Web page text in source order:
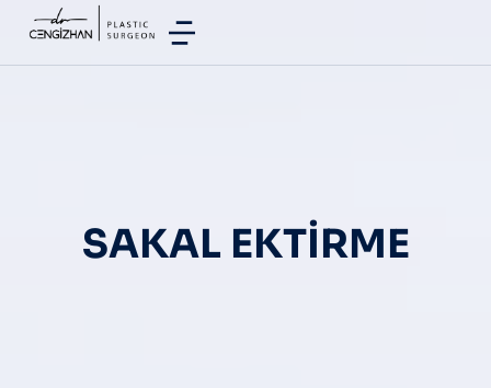
SAKAL EKTIRME